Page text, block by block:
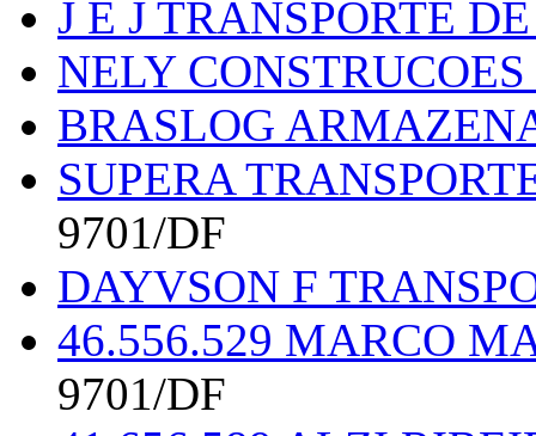
J E J TRANSPORTE
NELY
BRASLOG
SUPERA
9701/DF
DAYVSON F
46.556.529 MARCO
9701/DF